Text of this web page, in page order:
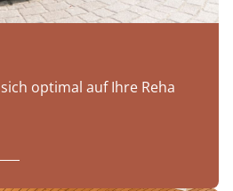
optimal auf Ihre Reha